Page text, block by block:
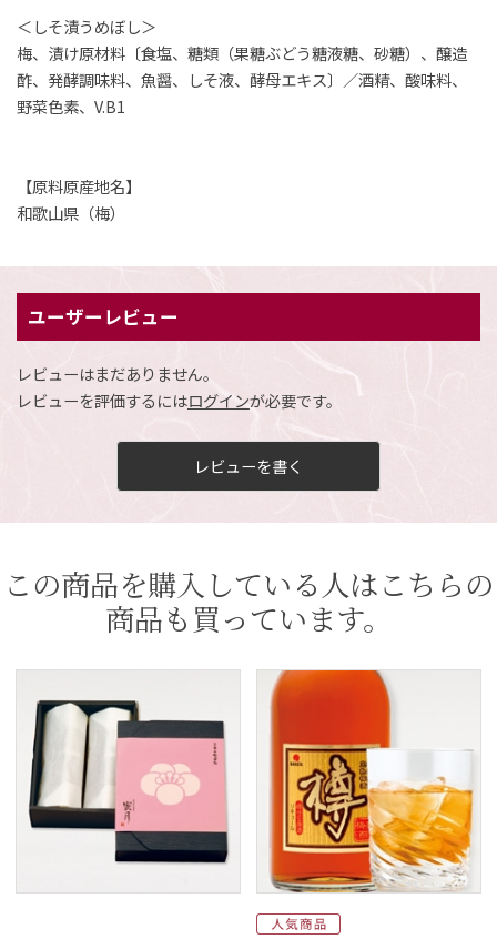
＜しそ漬うめぼし＞
梅、漬け原材料〔食塩、糖類（果糖ぶどう糖液糖、砂糖）、醸造
酢、発酵調味料、魚醤、しそ液、酵母エキス〕／酒精、酸味料、
野菜色素、V.B1
【原料原産地名】
和歌山県（梅）
ユーザーレビュー
レビューはまだありません。
レビューを評価するにはログインが必要です。
レビューを書く
この商品を購入している人はこちらの
商品も買っています。